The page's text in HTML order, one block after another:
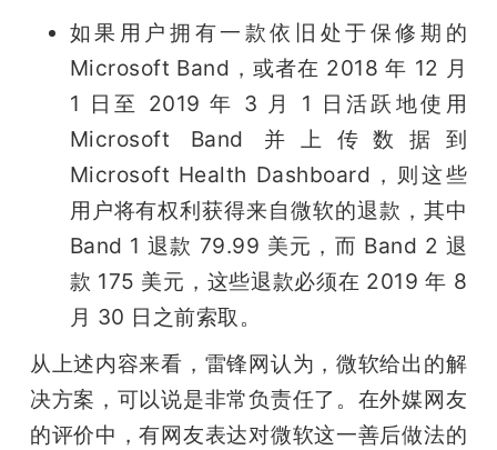
如果用户拥有一款依旧处于保修期的
Microsoft Band，或者在 2018 年 12 月
1 日至 2019 年 3 月 1 日活跃地使用
Microsoft Band 并上传数据到
Microsoft Health Dashboard，则这些
用户将有权利获得来自微软的退款，其中
Band 1 退款 79.99 美元，而 Band 2 退
款 175 美元，这些退款必须在 2019 年 8
月 30 日之前索取。
从上述内容来看，雷锋网认为，微软给出的解
决方案，可以说是非常负责任了。在外媒网友
的评价中，有网友表达对微软这一善后做法的